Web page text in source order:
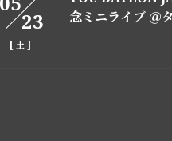
23
[ 土]
念ミニライブ ＠